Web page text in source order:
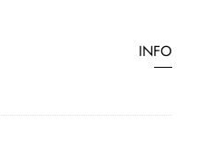
INFO